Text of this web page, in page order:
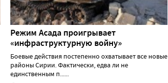
Режим Асада проигрывает
«инфраструктурную войну»
Боевые действия постепенно охватывает все новые
районы Сирии. Фактически, едва ли не
единственным п......